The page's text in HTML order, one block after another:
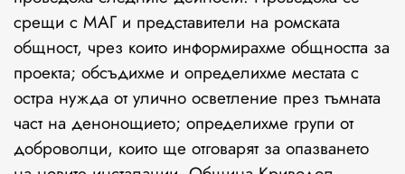
срещи с МАГ и представители на ромската
общност, чрез които информирахме общността за
проекта; обсъдихме и определихме местата с
остра нужда от улично осветление през тъмната
част на денонощието; определихме групи от
доброволци, които ще отговарят за опазването